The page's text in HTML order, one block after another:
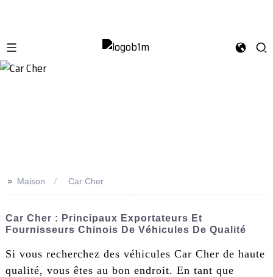
>> Maison Car Cher
Car Cher : Principaux Exportateurs Et
Fournisseurs Chinois De Véhicules De Qualité
Si vous recherchez des véhicules Car Cher de haute
qualité, vous êtes au bon endroit. En tant que